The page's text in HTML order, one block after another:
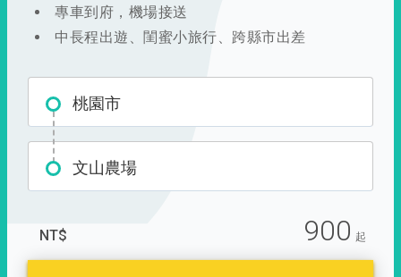
專車到府，機場接送
中長程出遊、閨蜜小旅行、跨縣市出差
桃園市
文山農場
NT$ 900 起